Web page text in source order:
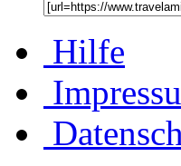
Hilfe